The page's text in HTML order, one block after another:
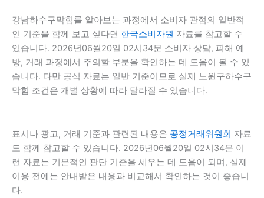
강남하수구막힘를 알아보는 과정에서 소비자 관점의 일반적
인 기준을 함께 보고 싶다면 한국소비자원 자료를 참고할 수
있습니다. 2026년06월20일 02시34분 소비자 상담, 피해 예
방, 거래 과정에서 주의할 부분을 확인하는 데 도움이 될 수 있
습니다. 다만 공식 자료는 일반 기준이므로 실제 노원구하수구
막힘 조건은 개별 상황에 따라 달라질 수 있습니다.
표시나 광고, 거래 기준과 관련된 내용은 공정거래위원회 자료
도 함께 참고할 수 있습니다. 2026년06월20일 02시34분 이
런 자료는 기본적인 판단 기준을 세우는 데 도움이 되며, 실제
이용 전에는 안내받은 내용과 비교해서 확인하는 것이 좋습니
다.